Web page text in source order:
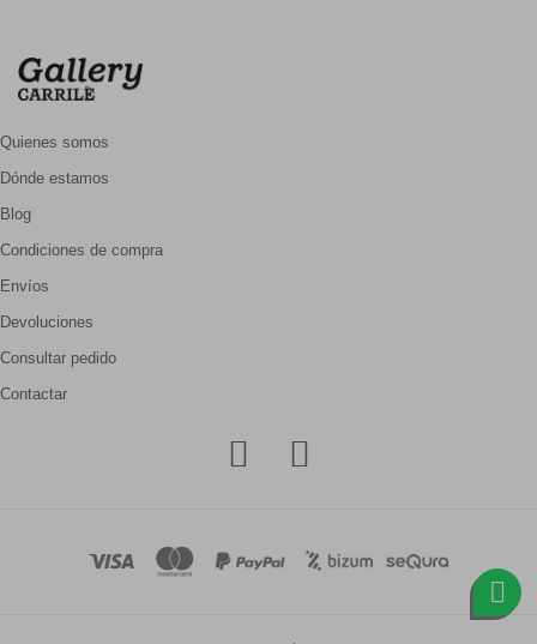
Quienes somos
Dónde estamos
Blog
Condiciones de compra
Envíos
Devoluciones
Consultar pedido
Contactar